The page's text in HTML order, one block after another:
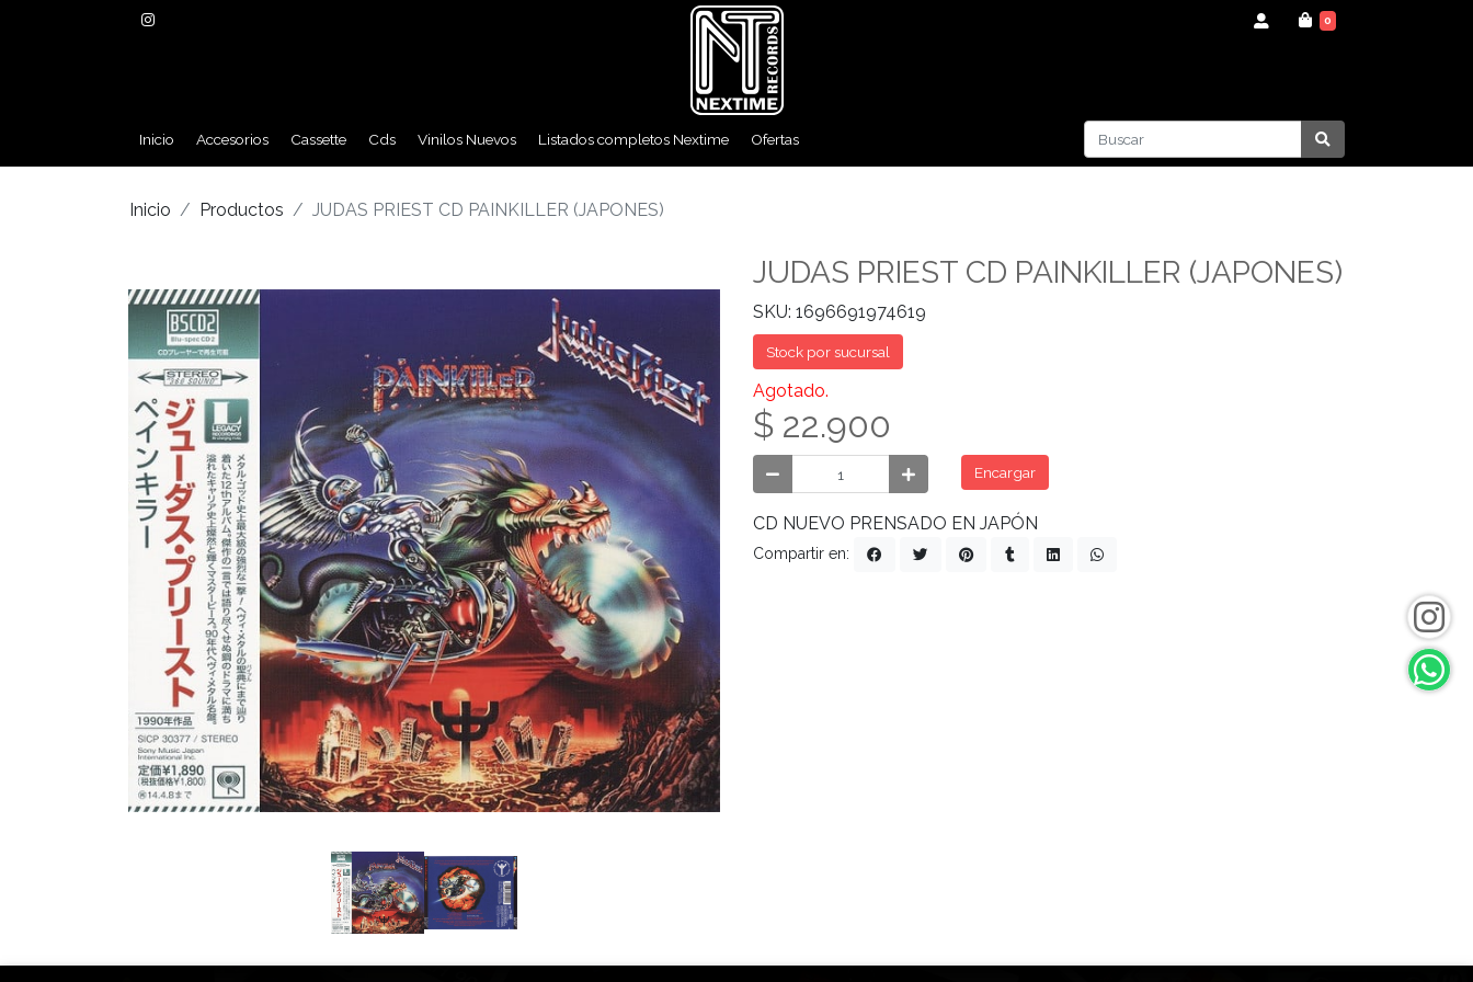
0
Inicio Accesorios Cassette Cds Vinilos Nuevos Listados completos Nextime Ofertas
Inicio Productos JUDAS PRIEST CD PAINKILLER (JAPONES)
JUDAS PRIEST CD PAINKILLER (JAPONES)
SKU: 1696691974619
Stock por sucursal
Agotado.
$ 22.900
Encargar
CD NUEVO PRENSADO EN JAPÓN
Compartir en: